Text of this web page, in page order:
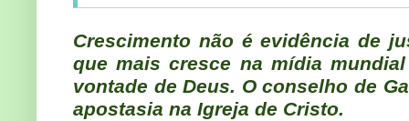
Crescimento não é evidência de
que mais cresce na mídia
vontade de Deus. O conselho de
apostasia na Igreja de Cristo.